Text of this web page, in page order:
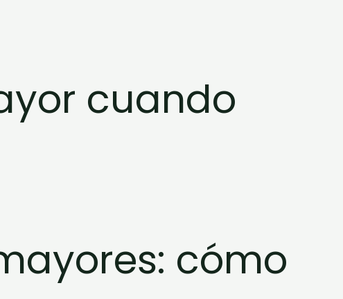
cuando
cómo